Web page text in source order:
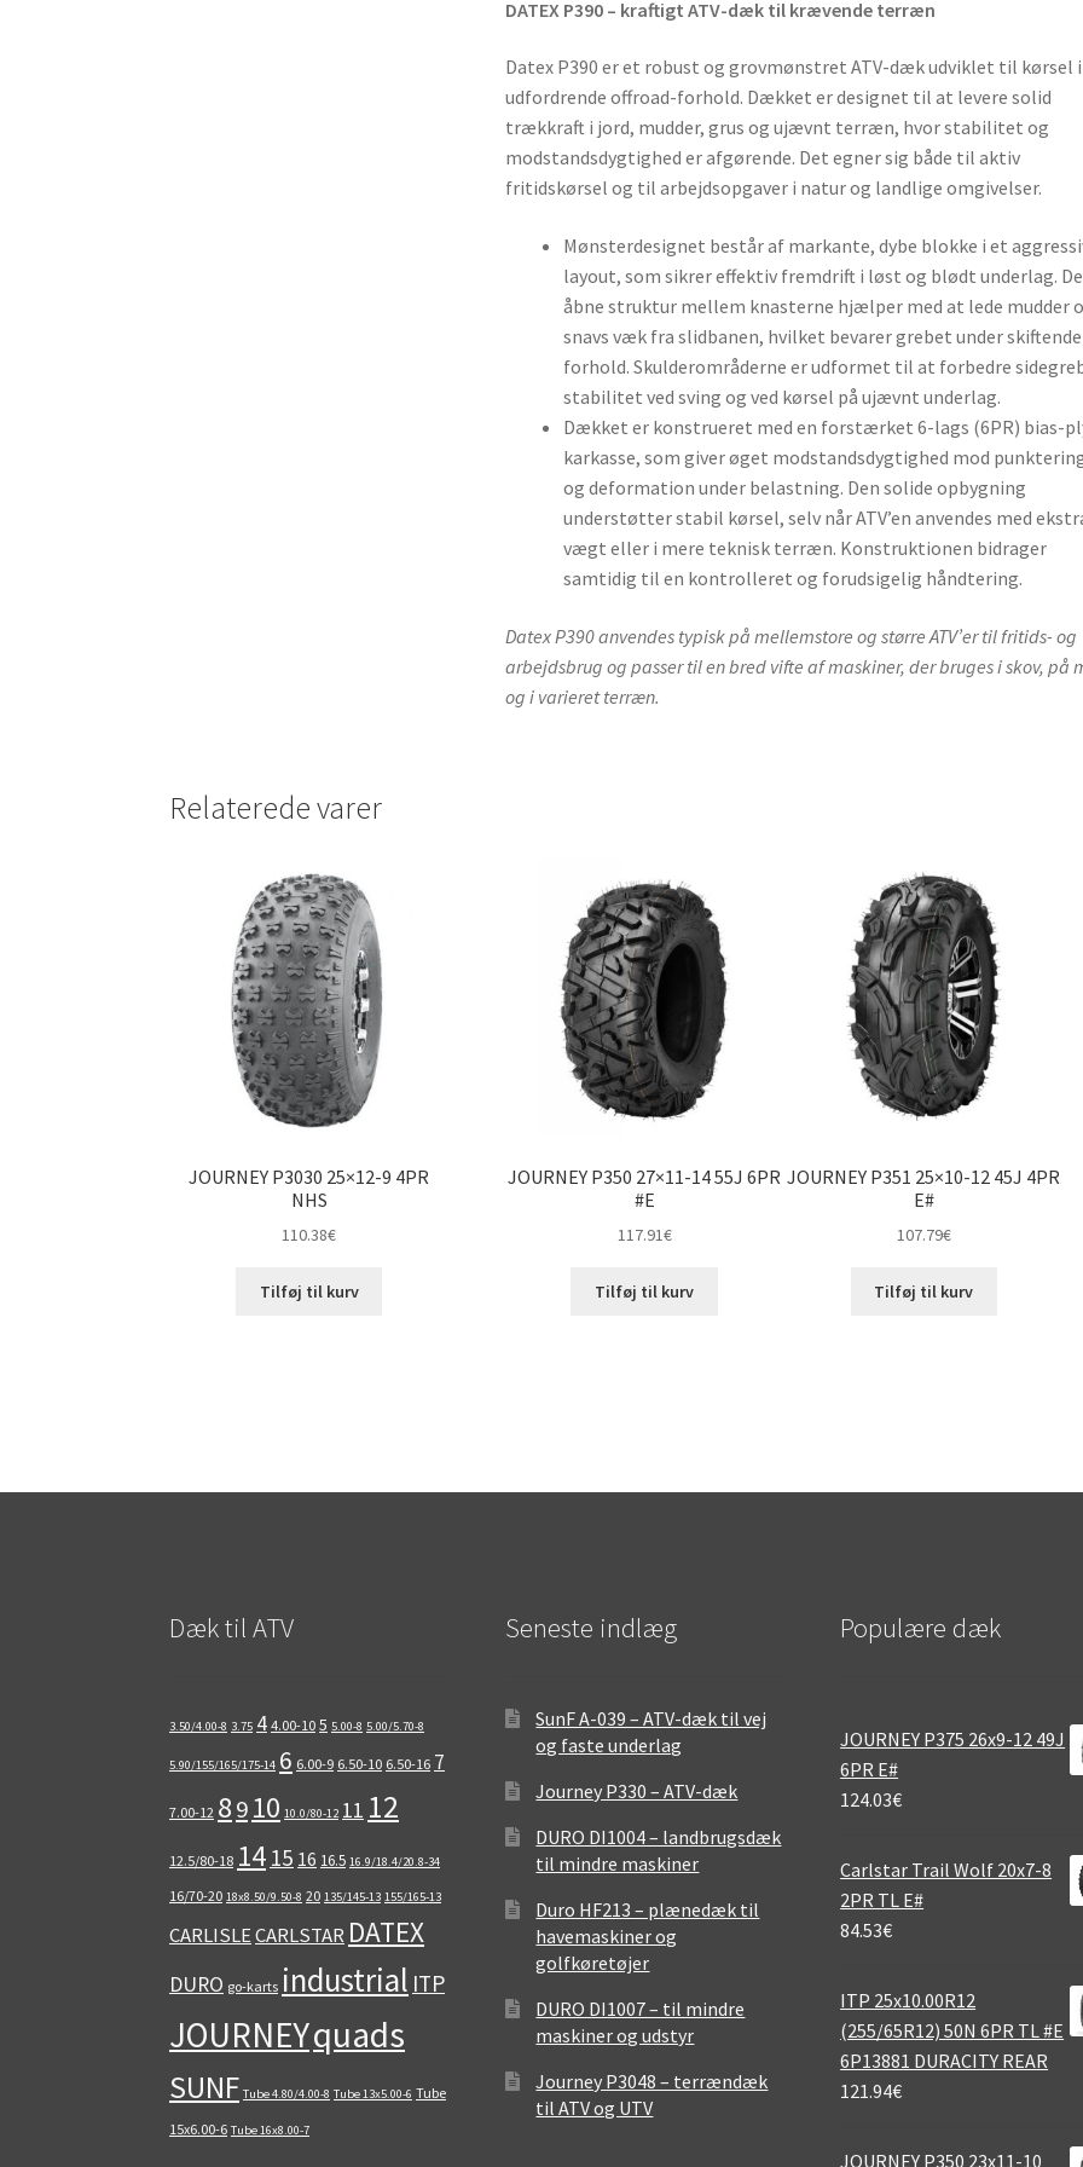
DATEX P390 – kraftigt ATV-dæk til krævende terræn
Datex P390 er et robust og grovmønstret ATV-dæk udviklet til kørsel i
udfordrende offroad-forhold. Dækket er designet til at levere solid
trækkraft i jord, mudder, grus og ujævnt terræn, hvor stabilitet og
modstandsdygtighed er afgørende. Det egner sig både til aktiv
fritidskørsel og til arbejdsopgaver i natur og landlige omgivelser.
Mønsterdesignet består af markante, dybe blokke i et
layout, som sikrer effektiv fremdrift i løst og blødt underlag.
åbne struktur mellem knasterne hjælper med at lede mudder
snavs væk fra slidbanen, hvilket bevarer grebet under skiftende
forhold. Skulderområderne er udformet til at forbedre
stabilitet ved sving og ved kørsel på ujævnt underlag.
Dækket er konstrueret med en forstærket 6-lags (6PR) bias-
karkasse, som giver øget modstandsdygtighed mod
og deformation under belastning. Den solide opbygning
understøtter stabil kørsel, selv når ATV’en anvendes med
vægt eller i mere teknisk terræn. Konstruktionen bidrager
samtidig til en kontrolleret og forudsigelig håndtering.
Datex P390 anvendes typisk på mellemstore og større ATV’er til fritids- og
arbejdsbrug og passer til en bred vifte af maskiner, der bruges i skov, på
og i varieret terræn.
Relaterede varer
JOURNEY P3030 25×12-9 4PR
NHS
110.38€
Tilføj til kurv
JOURNEY P350 27×11-14 55J 6PR
#E
117.91€
Tilføj til kurv
JOURNEY P351 25×10-12 45J 4PR
E#
107.79€
Tilføj til kurv
Dæk til ATV
3.50/4.00-8 3.75 4 4.00-10 5 5.00-8 5.00/5.70-8
5.90/155/165/175-14 6 6.00-9 6.50-10 6.50-16 7
7.00-12 8910 10.0/80-12 11 12
12.5/80-18 14 15 16 16.5 16.9/18.4/20.8-34
16/70-20 18x8.50/9.50-8 20 135/145-13 155/165-13
CARLISLECARLSTAR DATEX
DURO go-karts industrial ITP
JOURNEYquads
SUNF Tube 4.80/4.00-8 Tube 13x5.00-6 Tube
15x6.00-6 Tube 16x8.00-7
Seneste indlæg
SunF A-039 – ATV-dæk til vej
og faste underlag
Journey P330 – ATV-dæk
DURO DI1004 – landbrugsdæk
til mindre maskiner
Duro HF213 – plænedæk til
havemaskiner og
golfkøretøjer
DURO DI1007 – til mindre
maskiner og udstyr
Journey P3048 – terrændæk
til ATV og UTV
Populære dæk
JOURNEY P375 26x9-12 49J
6PR E#
124.03€
Carlstar Trail Wolf 20x7-8
2PR TL E#
84.53€
ITP 25x10.00R12
(255/65R12) 50N 6PR TL #E
6P13881 DURACITY REAR
121.94€
JOURNEY P350 23x11-10